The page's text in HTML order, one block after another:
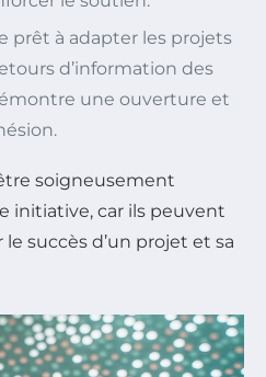
prêt à adapter les projets
d’information des
une ouverture et
soigneusement
initiative, car ils peuvent
succès d’un projet et sa